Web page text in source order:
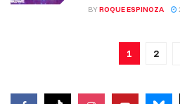
BY ROQUE ESPINOZA
1 2